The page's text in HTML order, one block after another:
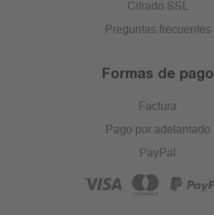
Cifrado SSL
Preguntas frecuentes
Formas de pago
Factura
Pago por adelantado
PayPal